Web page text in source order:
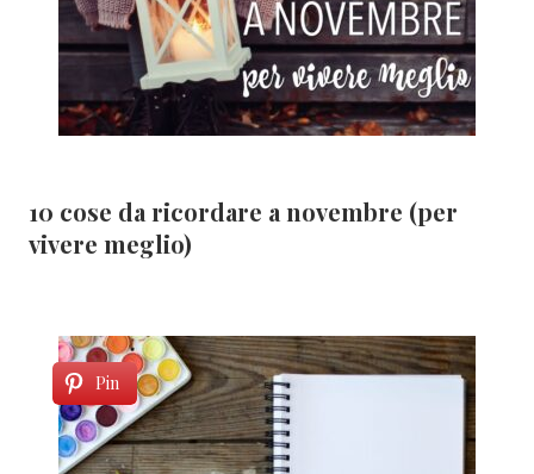
10 cose da ricordare a novembre (per
vivere meglio)
Pin